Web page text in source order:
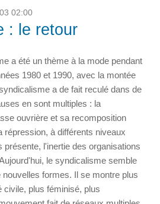
02:00
: le retour
a été un thème à la mode pendant
1980 et 1990, avec la montée
a de fait reculé dans de
en sont multiples : la
ouvrière et sa recomposition
répression, à différents niveaux
présente, l'inertie des organisations
le syndicalisme semble
nouvelles formes. Il se montre plus
civile, plus féminisé, plus